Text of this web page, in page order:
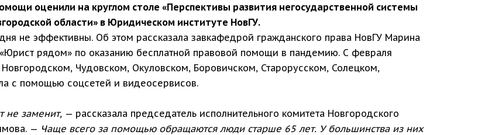
оценили на круглом столе «Перспективы развития негосударственной системы
области» в Юридическом институте НовГУ.
не эффективны. Об этом рассказала завкафедрой гражданского права НовГУ Марина
рядом» по оказанию бесплатной правовой помощи в пандемию. С февраля
Чудовском, Окуловском, Боровичском, Старорусском, Солецком,
с помощью соцсетей и видеосервисов.
не заменит, — рассказала председатель исполнительного комитета Новгородского
— Чаще всего за помощью обращаются люди старше 65 лет. У большинства из них